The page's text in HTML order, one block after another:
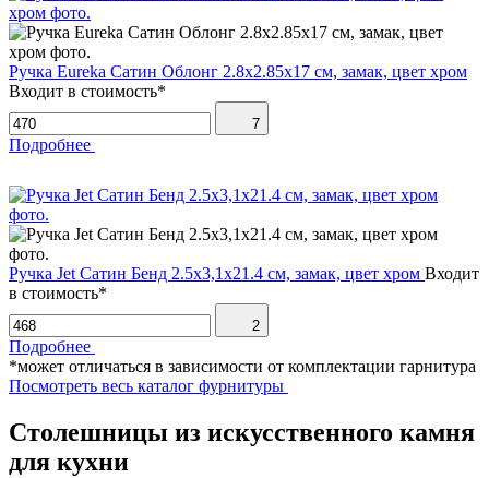
Ручка Eureka Сатин Облонг 2.8х2.85х17 см, замак, цвет хром
Входит в стоимость*
7
Подробнее
Ручка Jet Сатин Бенд 2.5х3,1х21.4 см, замак, цвет хром Входит
в стоимость*
2
Подробнее
*может отличаться в зависимости от комплектации гарнитура
Посмотреть весь каталог фурнитуры
Столешницы из искусственного камня
для кухни